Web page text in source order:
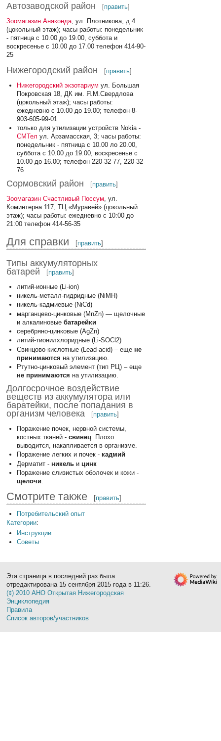
Автозаводской район [править]
Зоомагазин Анаконда , ул. Плотникова, д.4
(цокольный этаж); часы работы: понедельник
- пятница с 10.00 до 19.00, суббота и
воскресенье с 10.00 до 17.00 телефон 414-90-
25
Нижегородский район [править]
Нижегородский экзотариум ул. Большая
Покровская 18, ДК им. Я.М.Свердлова
(цокольный этаж); часы работы:
ежедневно с 10.00 до 19.00; телефон 8-
903-605-99-01
только для утилизации устройств Nokia -
СМТел ул. Арзамасская, 3; часы работы:
понедельник - пятница с 10.00 ло 20.00,
суббота с 10.00 до 19.00, воскресенье с
10.00 до 16.00; телефон 220-32-77, 220-32-
76
Сормовский район [править]
Зоомагазин Счастливый Поссум , ул.
Коминтерна 117, ТЦ «Муравей» (цокольный
этаж); часы работы: ежедневно с 10:00 до
21:00 телефон 414-56-35
Для справки [править]
Типы аккумуляторных
батарей
[править]
литий-ионные (Li-ion)
никель-металл-гидридные (NiMH)
никель-кадмиевые (NiCd)
марганцево-цинковые (MnZn) — щелочные
и алкалиновые батарейки
серебряно-цинковые (AgZn)
литий-тионилхлоридные (Li-SOCl2)
Свинцово-кислотные (Lead-acid) – еще не
принимаются на утилизацию.
Ртутно-цинковый элемент (тип РЦ) – еще
не принимаются на утилизацию.
Долгосрочное воздействие
веществ из аккумулятора или
баратейки, после попадания в
организм человека
[править]
Поражение почек, нервной системы,
костных тканей - свинец. Плохо
выводится, накапливается в организме.
Поражение легких и почек - кадмий
Дерматит - никельи цинк
Поражение слизистых оболочек и кожи -
щелочи
Смотрите также [править]
Потребительский опыт
Категории:
Инструкции
Советы
Эта страница в последний раз была
отредактирована 15 сентября 2015 года в 11:26.
(¢) 2010 АНО Открытая Нижегородская
Энциклопедия
Правила
Список авторов/участников